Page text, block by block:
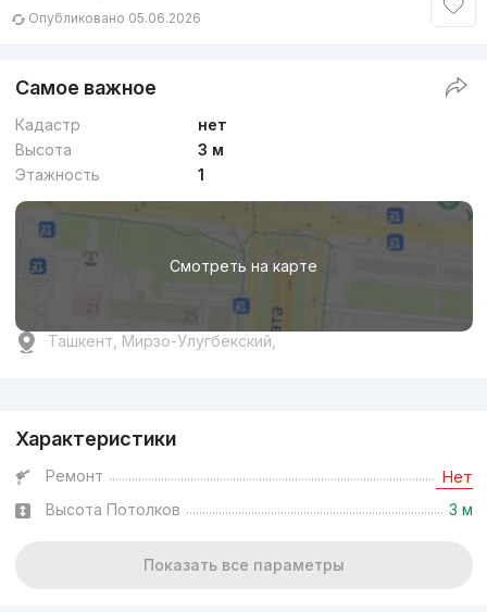
Опубликовано 05.06.2026
Самое важное
Кадастр
нет
Высота
3 м
Этажность
1
Смотреть на карте
Ташкент, Мирзо-Улугбекский,
Характеристики
Ремонт Нет
Высота Потолков 3 м
Показать все параметры